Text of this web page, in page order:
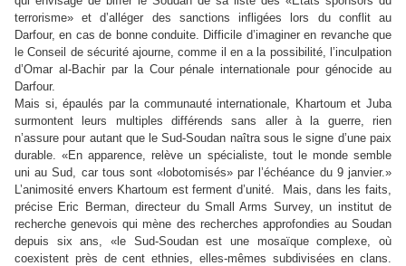
terrorisme» et d’alléger des sanctions infligées lors du conflit au
Darfour, en cas de bonne conduite. Difficile d’imaginer en revanche que
le Conseil de sécurité ajourne, comme il en a la possibilité, l’inculpation
d’Omar al-Bachir par la Cour pénale internationale pour génocide au
Darfour.
Mais si, épaulés par la communauté internationale, Khartoum et Juba
surmontent leurs multiples différends sans aller à la guerre, rien
n’assure pour autant que le Sud-Soudan naîtra sous le signe d’une paix
durable. «En apparence, relève un spécialiste, tout le monde semble
uni au Sud, car tous sont «lobotomisés» par l’échéance du 9 janvier.»
L’animosité envers Khartoum est ferment d’unité. Mais, dans les faits,
précise Eric Berman, directeur du Small Arms Survey, un institut de
recherche genevois qui mène des recherches approfondies au Soudan
depuis six ans, «le Sud-Soudan est une mosaïque complexe, où
coexistent près de cent ethnies, elles-mêmes subdivisées en clans.